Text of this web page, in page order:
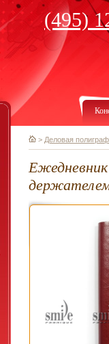
(495)
> Деловая